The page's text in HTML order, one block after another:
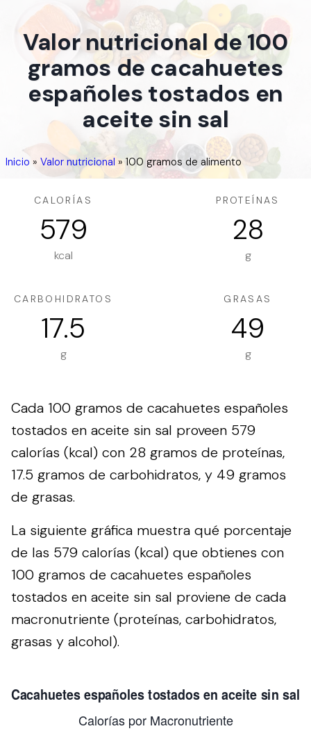
Valor nutricional de 100
gramos de cacahuetes
españoles tostados en
aceite sin sal
Inicio » Valor nutricional »100 gramos de alimento
CALORÍAS
579
kcal
PROTEÍNAS
28
g
CARBOHIDRATOS
17.5
g
GRASAS
49
g
Cada 100 gramos de cacahuetes españoles
tostados en aceite sin sal proveen 579
calorías (kcal) con 28 gramos de proteínas,
17.5 gramos de carbohidratos, y 49 gramos
de grasas.
La siguiente gráfica muestra qué porcentaje
de las 579 calorías (kcal) que obtienes con
100 gramos de cacahuetes españoles
tostados en aceite sin sal proviene de cada
macronutriente (proteínas, carbohidratos,
grasas y alcohol).